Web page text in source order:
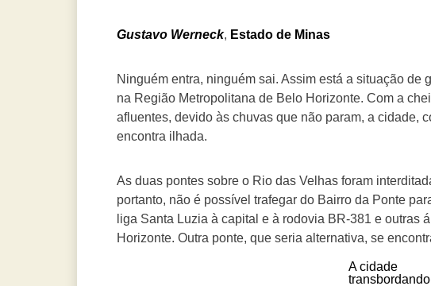
Gustavo Werneck, Estado de Minas
Ninguém entra, ninguém sai. Assim está a situação de
na Região Metropolitana de Belo Horizonte. Com a
afluentes, devido às chuvas que não param, a cidade,
encontra ilhada.
As duas pontes sobre o Rio das Velhas foram
portanto, não é possível trafegar do Bairro da Ponte
liga Santa Luzia à capital e à rodovia BR-381 e outras
Horizonte. Outra ponte, que seria alternativa, se
A cidade